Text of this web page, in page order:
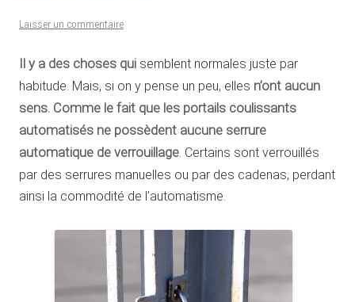
Laisser un commentaire
Il y a des choses qui semblent normales juste par
habitude. Mais, si on y pense un peu, elles n’ont aucun
sens. Comme le fait que les portails coulissants
automatisés ne possèdent aucune serrure
automatique de verrouillage. Certains sont verrouillés
par des serrures manuelles ou par des cadenas, perdant
ainsi la commodité de l’automatisme.